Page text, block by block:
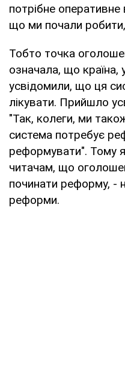
потрібне
що ми почали робити,
Тобто точка
означала, що країна,
усвідомили, що ця
лікувати. Прийшло
"Так, колеги, ми
система потребує
реформувати". Тому
читачам, що
починати реформу, -
реформи.